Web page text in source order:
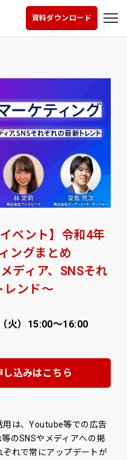
資料ダウンロード
ベント】令和4年
ングまとめ
ディア、SNSそれ
レンド〜
火）15:00〜16:00
込みはこちら
用は、Youtube等での広告
のSNSやメディアへの掲
れで常にアップデートが